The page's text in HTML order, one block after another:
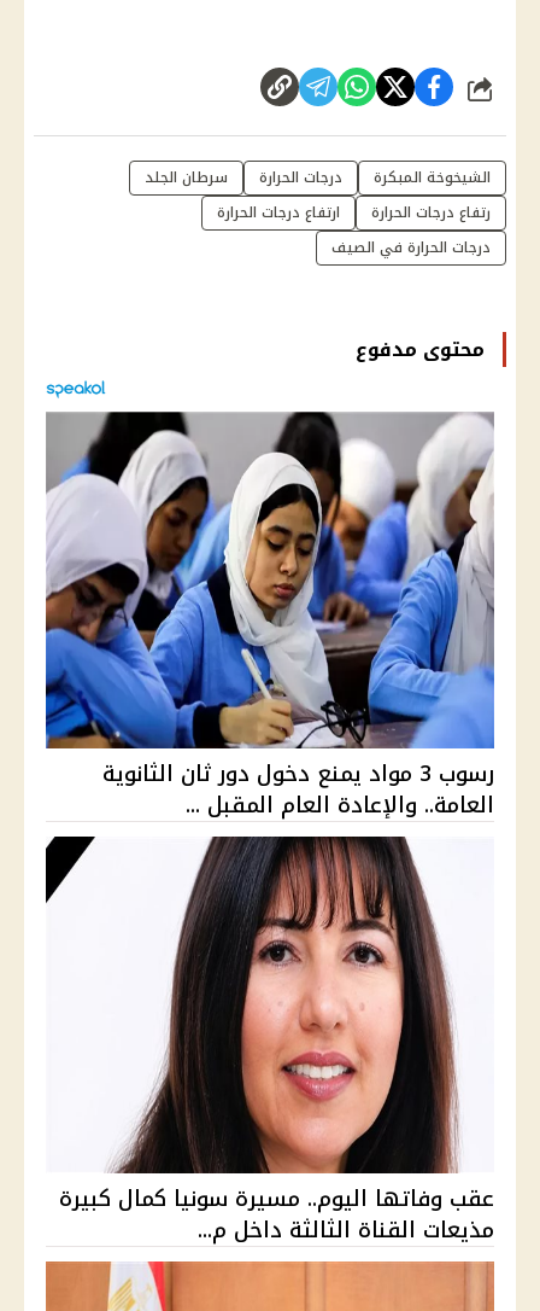
شارك
الشيخوخة المبكرة درجات الحرارة
سرطان الجلد
رتفاع درجات الحرارة
ارتفاع درجات الحرارة
درجات الحرارة في الصيف
محتوى مدفوع
رسوب 3 مواد يمنع دخول دور ثان الثانوية
العامة.. والإعادة العام المقبل ...
عقب وفاتها اليوم.. مسيرة سونيا كمال كبيرة
مذيعات القناة الثالثة داخل م...